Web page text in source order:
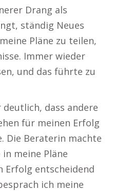
Drang als
ständig Neues
Pläne zu teilen,
Immer wieder
und das führte zu
dass andere
für meinen Erfolg
Die Beraterin machte
meine Pläne
Erfolg entscheidend
ich meine